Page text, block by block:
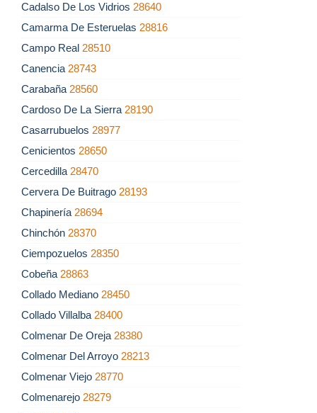
Cadalso De Los Vidrios 28640
Camarma De Esteruelas 28816
Campo Real 28510
Canencia 28743
Carabaña 28560
Cardoso De La Sierra 28190
Casarrubuelos 28977
Cenicientos 28650
Cercedilla 28470
Cervera De Buitrago 28193
Chapinería 28694
Chinchón 28370
Ciempozuelos 28350
Cobeña 28863
Collado Mediano 28450
Collado Villalba 28400
Colmenar De Oreja 28380
Colmenar Del Arroyo 28213
Colmenar Viejo 28770
Colmenarejo 28279